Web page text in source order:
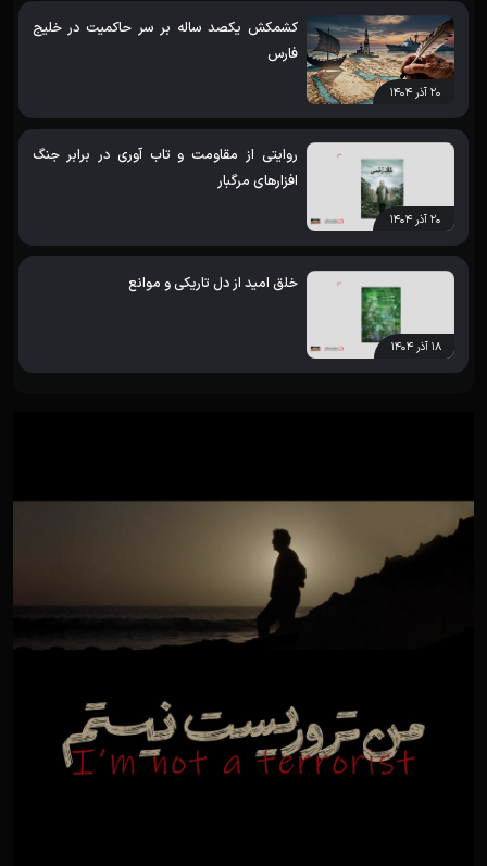
۲۰ آذر ۱۴۰۴
کشمکش یکصد ساله بر سر حاکمیت در خلیج
فارس
۲۰ آذر ۱۴۰۴
روایتی از مقاومت و تاب آوری در برابر جنگ
افزارهای مرگبار
۱۸ آذر ۱۴۰۴
خلق امید از دل تاریکی و موانع